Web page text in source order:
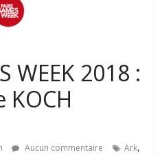
WEEK 2018 :
KOCH
Aucun commentaire Ark,